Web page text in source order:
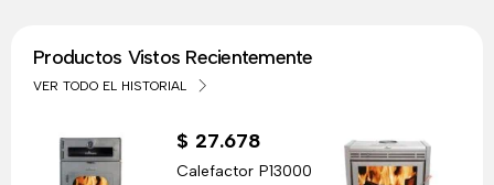
Productos Vistos Recientemente
VER TODO EL HISTORIAL
$ 27.678
Calefactor P13000